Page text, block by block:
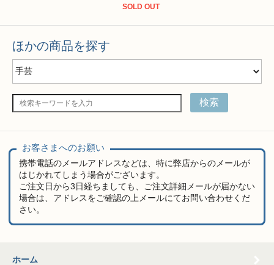
SOLD OUT
ほかの商品を探す
検索
お客さまへのお願い
携帯電話のメールアドレスなどは、特に弊店からのメールが
はじかれてしまう場合がございます。
ご注文日から3日経ちましても、ご注文詳細メールが届かない
場合は、アドレスをご確認の上メールにてお問い合わせくだ
さい。
ホーム